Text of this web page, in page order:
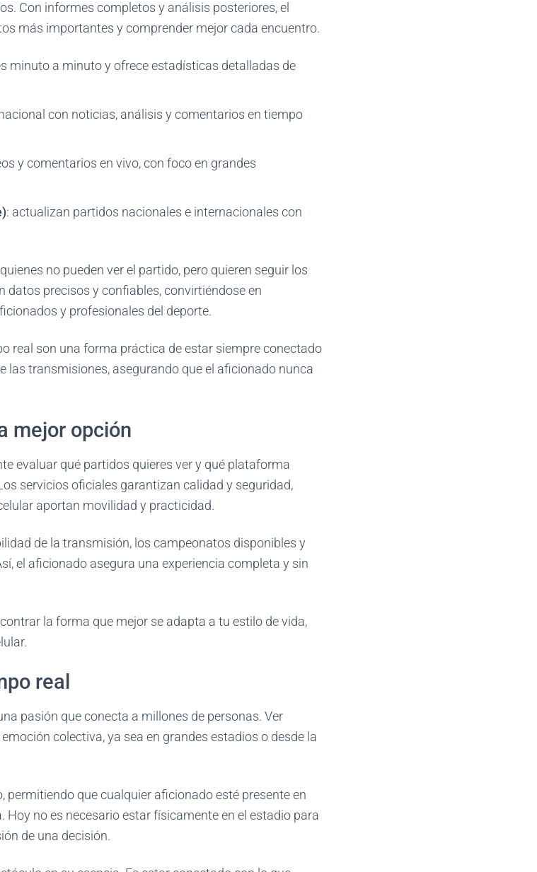
Con informes completos y análisis posteriores, el
más importantes y comprender mejor cada encuentro.
minuto a minuto y ofrece estadísticas detalladas de
con noticias, análisis y comentarios en tiempo
y comentarios en vivo, con foco en grandes
: actualizan partidos nacionales e internacionales con
no pueden ver el partido, pero quieren seguir los
datos precisos y confiables, convirtiéndose en
y profesionales del deporte.
real son una forma práctica de estar siempre conectado
las transmisiones, asegurando que el aficionado nunca
mejor opción
evaluar qué partidos quieres ver y qué plataforma
servicios oficiales garantizan calidad y seguridad,
aportan movilidad y practicidad.
de la transmisión, los campeonatos disponibles y
el aficionado asegura una experiencia completa y sin
la forma que mejor se adapta a tu estilo de vida,
real
pasión que conecta a millones de personas. Ver
colectiva, ya sea en grandes estadios o desde la
permitiendo que cualquier aficionado esté presente en
no es necesario estar físicamente en el estadio para
de una decisión.